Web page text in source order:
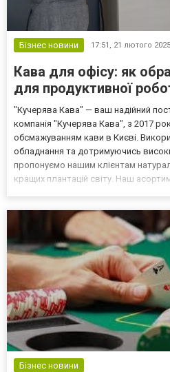
Бізнес новини 17:51, 21 лютого
Кава для офісу: як
для продуктивної
"Кучерява Кава" — ваш надійний
компанія "Кучерява Кава", з 2017
обсмажуванням кави в Києві.
обладнання та дотримуючись
пропонуємо нашим клієнтам
кращих плантацій світу. Наш
доставку по вс...
Бізнес новини